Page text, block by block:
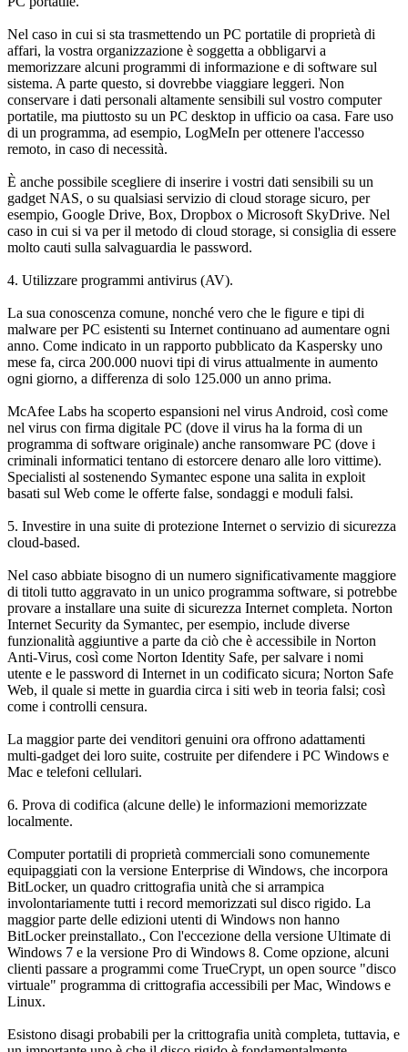
Nel caso in cui si sta trasmettendo un PC portatile di proprietà di
affari, la vostra organizzazione è soggetta a obbligarvi a
memorizzare alcuni programmi di informazione e di software sul
sistema. A parte questo, si dovrebbe viaggiare leggeri. Non
conservare i dati personali altamente sensibili sul vostro computer
portatile, ma piuttosto su un PC desktop in ufficio oa casa. Fare uso
di un programma, ad esempio, LogMeIn per ottenere l'accesso
remoto, in caso di necessità.
È anche possibile scegliere di inserire i vostri dati sensibili su un
gadget NAS, o su qualsiasi servizio di cloud storage sicuro, per
esempio, Google Drive, Box, Dropbox o Microsoft SkyDrive. Nel
caso in cui si va per il metodo di cloud storage, si consiglia di essere
molto cauti sulla salvaguardia le password.
4. Utilizzare programmi antivirus (AV).
La sua conoscenza comune, nonché vero che le figure e tipi di
malware per PC esistenti su Internet continuano ad aumentare ogni
anno. Come indicato in un rapporto pubblicato da Kaspersky uno
mese fa, circa 200.000 nuovi tipi di virus attualmente in aumento
ogni giorno, a differenza di solo 125.000 un anno prima.
McAfee Labs ha scoperto espansioni nel virus Android, così come
nel virus con firma digitale PC (dove il virus ha la forma di un
programma di software originale) anche ransomware PC (dove i
criminali informatici tentano di estorcere denaro alle loro vittime).
Specialisti al sostenendo Symantec espone una salita in exploit
basati sul Web come le offerte false, sondaggi e moduli falsi.
5. Investire in una suite di protezione Internet o servizio di sicurezza
cloud-based.
Nel caso abbiate bisogno di un numero significativamente maggiore
di titoli tutto aggravato in un unico programma software, si potrebbe
provare a installare una suite di sicurezza Internet completa. Norton
Internet Security da Symantec, per esempio, include diverse
funzionalità aggiuntive a parte da ciò che è accessibile in Norton
Anti-Virus, così come Norton Identity Safe, per salvare i nomi
utente e le password di Internet in un codificato sicura; Norton Safe
Web, il quale si mette in guardia circa i siti web in teoria falsi; così
come i controlli censura.
La maggior parte dei venditori genuini ora offrono adattamenti
multi-gadget dei loro suite, costruite per difendere i PC Windows e
Mac e telefoni cellulari.
6. Prova di codifica (alcune delle) le informazioni memorizzate
localmente.
Computer portatili di proprietà commerciali sono comunemente
equipaggiati con la versione Enterprise di Windows, che incorpora
BitLocker, un quadro crittografia unità che si arrampica
involontariamente tutti i record memorizzati sul disco rigido. La
maggior parte delle edizioni utenti di Windows non hanno
BitLocker preinstallato., Con l'eccezione della versione Ultimate di
Windows 7 e la versione Pro di Windows 8. Come opzione, alcuni
clienti passare a programmi come TrueCrypt, un open source "disco
virtuale" programma di crittografia accessibili per Mac, Windows e
Linux.
Esistono disagi probabili per la crittografia unità completa, tuttavia, e